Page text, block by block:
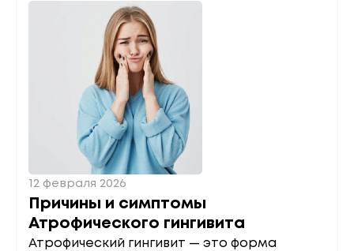
12 февраля 2026
Причины и симптомы
Атрофического гингивита
Атрофический гингивит — это форма